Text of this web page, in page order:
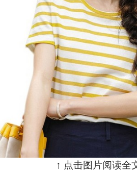
↑ 点击图片阅读全